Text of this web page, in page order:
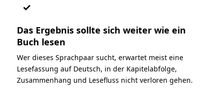
✓
Das Ergebnis sollte sich weiter wie ein
Buch lesen
Wer dieses Sprachpaar sucht, erwartet meist eine
Lesefassung auf Deutsch, in der Kapitelabfolge,
Zusammenhang und Lesefluss nicht verloren gehen.